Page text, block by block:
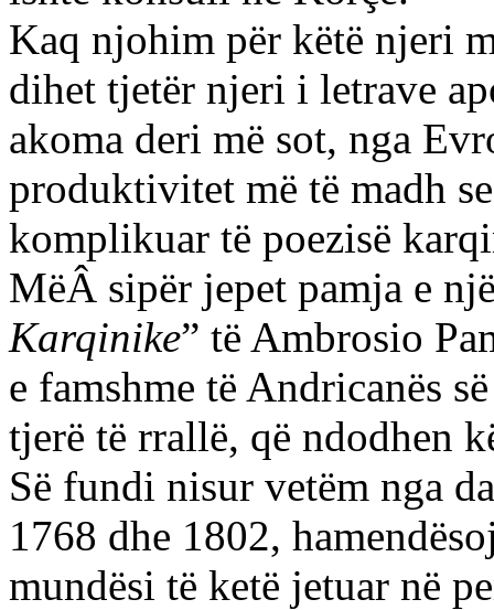
Kaq njohim për këtë njeri
dihet tjetër njeri i letrave
akoma deri më sot, nga
produktivitet më të madh
komplikuar të poezisë
MëÂ sipër jepet pamja e
Karqinike” të Ambrosio
e famshme të Andricanës
tjerë të rrallë, që ndodhen
Së fundi nisur vetëm nga
1768 dhe 1802,
mundësi të ketë jetuar në